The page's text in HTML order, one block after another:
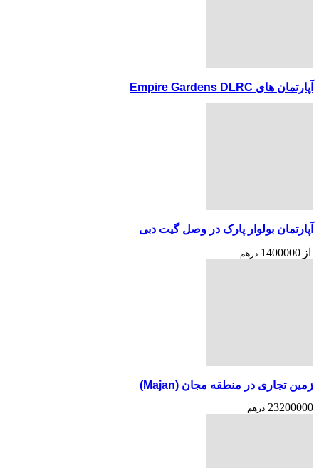
آپارتمان های Empire Gardens DLRC
آپارتمان بولوار پارک در وصل گیت دبی
از 1400000 درهم
زمین تجاری در منطقه مجان (Majan)
23200000 درهم